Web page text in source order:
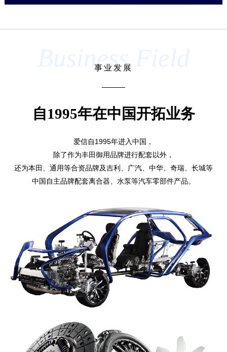
Business Field
事业发展
自1995年在中国开拓业务
爱信自1995年进入中国，
除了作为丰田御用品牌进行配套以外，
还为本田、通用等合资品牌及吉利、广汽、中华、奇瑞、长城等
中国自主品牌配套离合器、水泵等汽车零部件产品。